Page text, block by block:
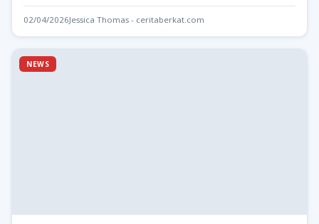
02/04/2026Jessica Thomas - ceritaberkat.com
NEWS